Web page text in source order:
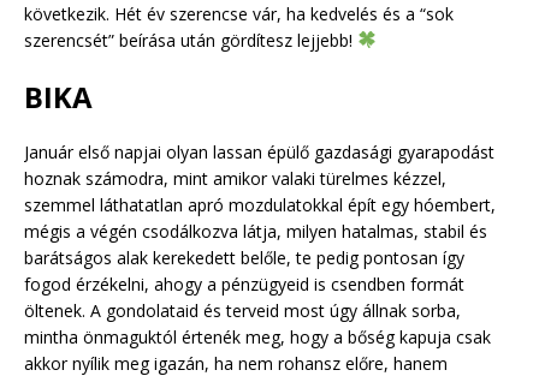
következik. Hét év szerencse vár, ha kedvelés és a “sok
szerencsét” beírása után gördítesz lejjebb!
BIKA
Január első napjai olyan lassan épülő gazdasági gyarapodást
hoznak számodra, mint amikor valaki türelmes kézzel,
szemmel láthatatlan apró mozdulatokkal épít egy hóembert,
mégis a végén csodálkozva látja, milyen hatalmas, stabil és
barátságos alak kerekedett belőle, te pedig pontosan így
fogod érzékelni, ahogy a pénzügyeid is csendben formát
öltenek. A gondolataid és terveid most úgy állnak sorba,
mintha önmaguktól értenék meg, hogy a bőség kapuja csak
akkor nyílik meg igazán, ha nem rohansz előre, hanem